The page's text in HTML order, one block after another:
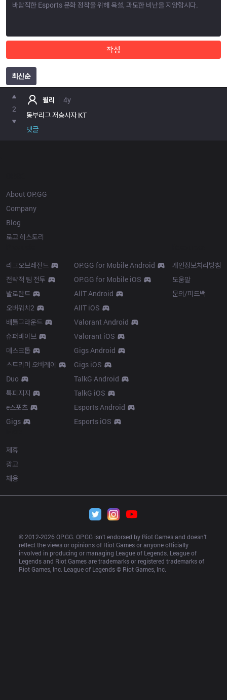
작성
최신순
2
윌리
4y
동부리그 저승사자 KT
댓글
About OP.GG
Company
Blog
로고 히스토리
리그오브레전드
전략적 팀 전투
발로란트
오버워치2
배틀그라운드
슈퍼바이브
데스크톱
스트리머 오버레이
Duo
톡피지지
e스포츠
Gigs
OP.GG for Mobile Android
OP.GG for Mobile iOS
AllT Android
AllT iOS
Valorant Android
Valorant iOS
Gigs Android
Gigs iOS
TalkG Android
TalkG iOS
Esports Android
Esports iOS
개인정보처리방침
도움말
문의/피드백
제휴
광고
채용
© 2012-2026 OP.GG. OP.GG isn’t endorsed by Riot Games and doesn’t
reflect the views or opinions of Riot Games or anyone officially
involved in producing or managing League of Legends. League of
Legends and Riot Games are trademarks or registered trademarks of
Riot Games, Inc. League of Legends © Riot Games, Inc.